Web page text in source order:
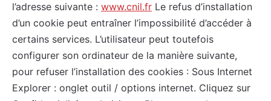
l’adresse suivante : www.cnil.fr Le refus d’installation
d’un cookie peut entraîner l’impossibilité d’accéder à
certains services. L’utilisateur peut toutefois
configurer son ordinateur de la manière suivante,
pour refuser l’installation des cookies : Sous Internet
Explorer : onglet outil / options internet. Cliquez sur